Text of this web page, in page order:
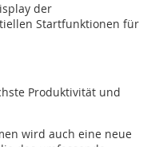
der
Startfunktionen für
Produktivität und
wird auch eine neue